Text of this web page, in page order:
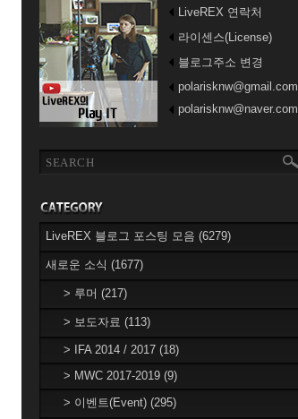
LiveREX 연락처
라이센스(License)
블로그주소 변경
polarisknw@gmail.com
polarisknw@naver.com
LiveREX 블로그 포스팅 모음 (6279)
새로운 소식 (1677)
> 루머 (217)
> 보도자료 (113)
> IFA 2014 / 2017 (18)
> MWC 2017-2019 (9)
> 이벤트(Event) (295)